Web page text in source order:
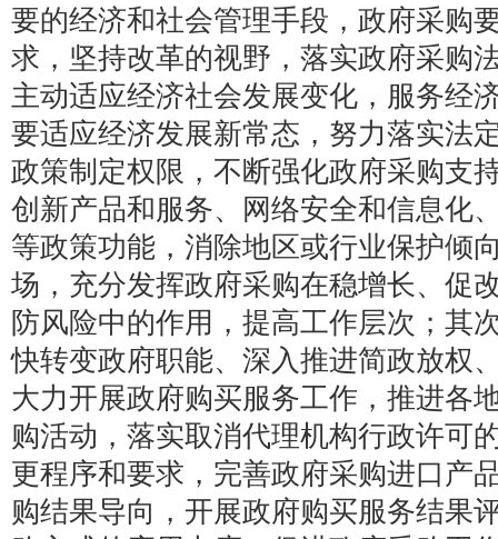
要的经济和社会管理手段，政府采购
求，坚持改革的视野，落实政府采购
主动适应经济社会发展变化，服务经
要适应经济发展新常态，努力落实法
政策制定权限，不断强化政府采购支
创新产品和服务、网络安全和信息化
等政策功能，消除地区或行业保护倾
场，充分发挥政府采购在稳增长、促
防风险中的作用，提高工作层次；其
快转变政府职能、深入推进简政放权
大力开展政府购买服务工作，推进各
购活动，落实取消代理机构行政许可
更程序和要求，完善政府采购进口产
购结果导向，开展政府购买服务结果